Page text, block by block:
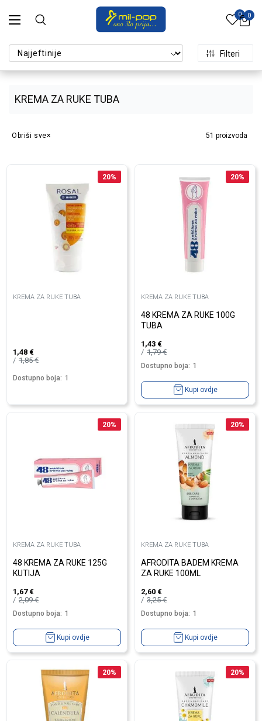
0 0
KREMA ZA RUKE TUBA
Filteri
51 proizvoda
Obriši sve
20%
KREMA ZA RUKE TUBA
1,48 €
1,85€
Dostupno boja: 1
20%
KREMA ZA RUKE TUBA
48 KREMA ZA RUKE 100G
TUBA
1,43 €
1,79€
Dostupno boja: 1
Kupi ovdje
20%
KREMA ZA RUKE TUBA
48 KREMA ZA RUKE 125G
KUTIJA
1,67 €
2,09€
Dostupno boja: 1
Kupi ovdje
20%
KREMA ZA RUKE TUBA
AFRODITA BADEM KREMA
ZA RUKE 100ML
2,60 €
3,25€
Dostupno boja: 1
Kupi ovdje
20% 20%